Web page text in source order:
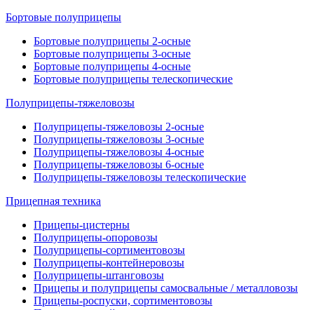
Бортовые полуприцепы
Бортовые полуприцепы 2-осные
Бортовые полуприцепы 3-осные
Бортовые полуприцепы 4-осные
Бортовые полуприцепы телескопические
Полуприцепы-тяжеловозы
Полуприцепы-тяжеловозы 2-осные
Полуприцепы-тяжеловозы 3-осные
Полуприцепы-тяжеловозы 4-осные
Полуприцепы-тяжеловозы 6-осные
Полуприцепы-тяжеловозы телескопические
Прицепная техника
Прицепы-цистерны
Полуприцепы-опоровозы
Полуприцепы-сортиментовозы
Полуприцепы-контейнеровозы
Полуприцепы-штанговозы
Прицепы и полуприцепы самосвальные / металловозы
Прицепы-роспуски, сортиментовозы